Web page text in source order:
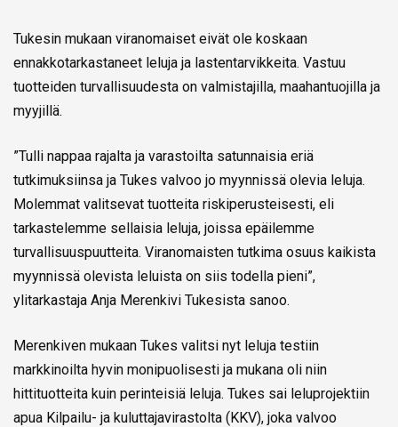
Tukesin mukaan viranomaiset eivät ole koskaan
ennakkotarkastaneet leluja ja lastentarvikkeita. Vastuu
tuotteiden turvallisuudesta on valmistajilla, maahantuojilla ja
myyjillä.
”Tulli nappaa rajalta ja varastoilta satunnaisia eriä
tutkimuksiinsa ja Tukes valvoo jo myynnissä olevia leluja.
Molemmat valitsevat tuotteita riskiperusteisesti, eli
tarkastelemme sellaisia leluja, joissa epäilemme
turvallisuuspuutteita. Viranomaisten tutkima osuus kaikista
myynnissä olevista leluista on siis todella pieni”,
ylitarkastaja Anja Merenkivi Tukesista sanoo.
Merenkiven mukaan Tukes valitsi nyt leluja testiin
markkinoilta hyvin monipuolisesti ja mukana oli niin
hittituotteita kuin perinteisiä leluja. Tukes sai leluprojektiin
apua Kilpailu- ja kuluttajavirastolta (KKV), joka valvoo